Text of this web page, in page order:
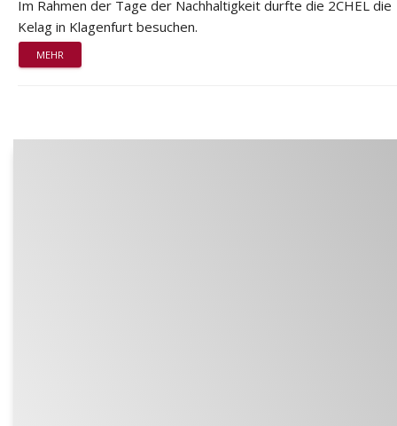
Im Rahmen der Tage der Nachhaltigkeit durfte die 2CHEL die
Kelag in Klagenfurt besuchen.
MEHR